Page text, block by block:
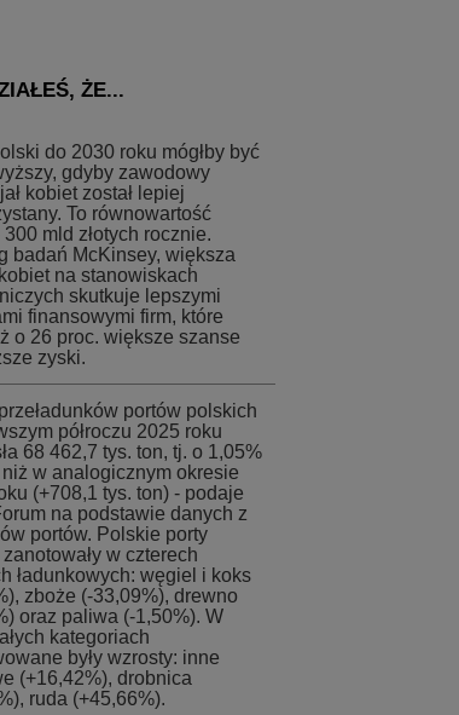
ŻE...
do 2030 roku mógłby być
gdyby zawodowy
kobiet został lepiej
To równowartość
mld złotych rocznie.
badań McKinsey, większa
na stanowiskach
skutkuje lepszymi
finansowymi firm, które
o 26 proc. większe szanse
zyski.
portów polskich
półroczu 2025 roku
68 462,7 tys. ton, tj. o 1,05%
w analogicznym okresie
(+708,1 tys. ton) - podaje
na podstawie danych z
portów. Polskie porty
w czterech
ładunkowych: węgiel i koks
zboże (-33,09%), drewno
oraz paliwa (-1,50%). W
kategoriach
były wzrosty: inne
(+16,42%), drobnica
ruda (+45,66%).